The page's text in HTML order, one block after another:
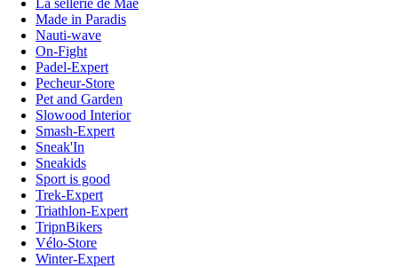
La sellerie de Maé
Made in Paradis
Nauti-wave
On-Fight
Padel-Expert
Pecheur-Store
Pet and Garden
Slowood Interior
Smash-Expert
Sneak'In
Sneakids
Sport is good
Trek-Expert
Triathlon-Expert
TripnBikers
Vélo-Store
Winter-Expert